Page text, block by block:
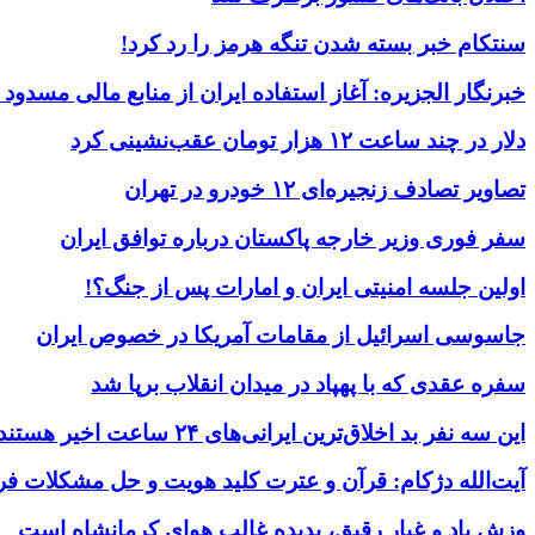
سنتکام خبر بسته شدن تنگه هرمز را رد کرد!
خبرنگار الجزیره: آغاز استفاده ایران از منابع مالی
دلار در چند ساعت ۱۲ هزار تومان عقب‌نشینی کرد
تصاویر تصادف زنجیره‌ای ۱۲ خودرو در تهران
سفر فوری وزیر خارجه پاکستان درباره توافق ایران
اولین جلسه امنیتی ایران و امارات پس از جنگ؟!
جاسوسی اسرائیل از مقامات آمریکا در خصوص ایران
سفره عقدی که با پهپاد در میدان انقلاب برپا شد
این سه نفر بد اخلاق‌ترین ایرانی‌های ۲۴ ساعت اخیر هستند
آیت‌الله دژکام: قرآن و عترت کلید هویت و حل مشکلات
وزش باد و غبار رقیق، پدیده غالب هوای کرمانشاه است